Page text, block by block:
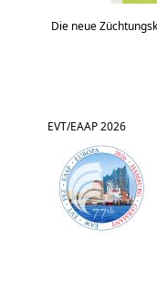
Die neue
EVT/EAAP 2026